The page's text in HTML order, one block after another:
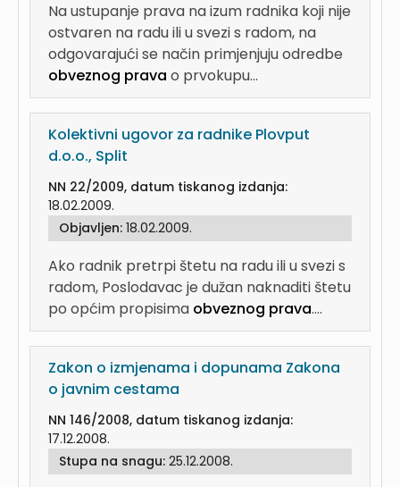
Na ustupanje prava na izum radnika koji nije
ostvaren na radu ili u svezi s radom, na
odgovarajući se način primjenjuju odredbe
obveznog prava o prvokupu...
Kolektivni ugovor za radnike Plovput
d.o.o., Split
NN 22/2009, datum tiskanog izdanja:
18.02.2009.
Objavljen: 18.02.2009.
Ako radnik pretrpi štetu na radu ili u svezi s
radom, Poslodavac je dužan naknaditi štetu
po općim propisima obveznog prava....
Zakon o izmjenama i dopunama Zakona
o javnim cestama
NN 146/2008, datum tiskanog izdanja:
17.12.2008.
Stupa na snagu: 25.12.2008.